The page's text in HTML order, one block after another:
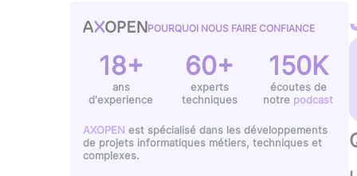
POURQUOI NOUS FAIRE CONFIANCE
18+
ans
d'experience
60+
experts
techniques
150K
écoutes de
notre podcast
AXOPEN est spécialisé dans les développements
de projets informatiques métiers, techniques et
complexes.